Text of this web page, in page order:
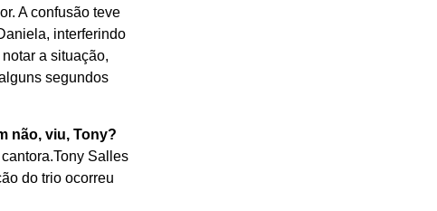
A confusão teve
interferindo
a situação,
segundos
não, viu, Tony?
Salles
do trio ocorreu